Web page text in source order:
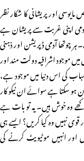
اور پریشانی کا شکار نظر
اپنی غربت سے پریشان ہے
چوتھا آدمی ڈپریشن اور ذہنی
موجود اشرافیہ دولت مند اور
کی اس دنیا میں موجود ہے،
ہو سکتا ہے سوائے ان نیکو کار
وہ خوش ہیں۔ یہ تو بات ہے
نہیں وہ کیا کریں؟ ایسے ہی
اور انہیں موٹیویٹ کرنے کی